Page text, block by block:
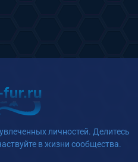
личностей. Делитесь
в жизни сообщества.